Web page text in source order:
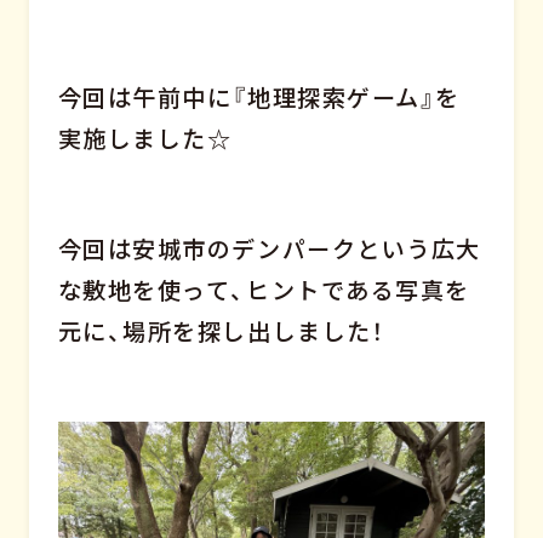
今回は午前中に『地理探索ゲーム』を
実施しました☆
今回は安城市のデンパークという広大
な敷地を使って、ヒントである写真を
元に、場所を探し出しました！